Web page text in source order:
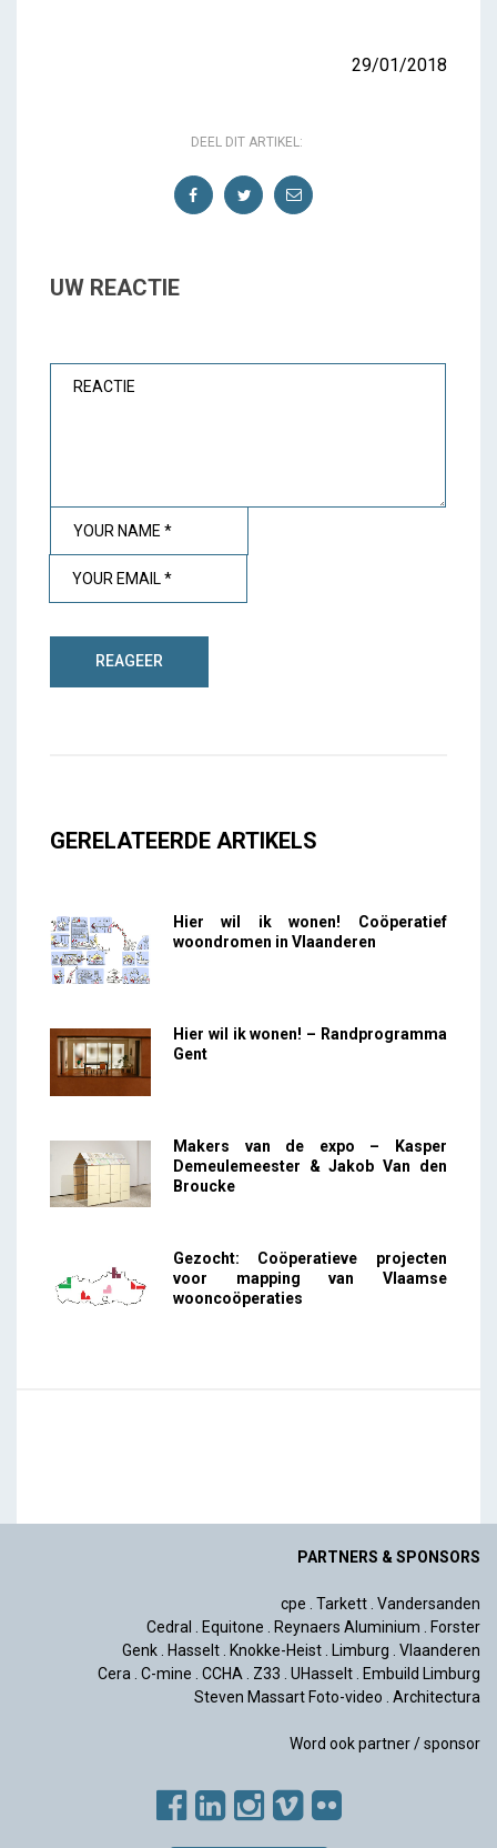
29/01/2018
DEEL DIT ARTIKEL:
UW REACTIE
GERELATEERDE ARTIKELS
Hier wil ik wonen! Coöperatief
woondromen in Vlaanderen
Hier wil ik wonen! – Randprogramma
Gent
Makers van de expo – Kasper
Demeulemeester & Jakob Van den
Broucke
Gezocht: Coöperatieve projecten
voor mapping van Vlaamse
wooncoöperaties
PARTNERS & SPONSORS
cpe Tarkett Vandersanden
Cedral
Equitone Reynaers Aluminium
Forster
Genk Hasselt Knokke-Heist Limburg
Vlaanderen
Cera
C-mine CCHA Z33 UHasselt Embuild Limburg
Steven Massart Foto-video
Architectura
Word ook partner / sponsor